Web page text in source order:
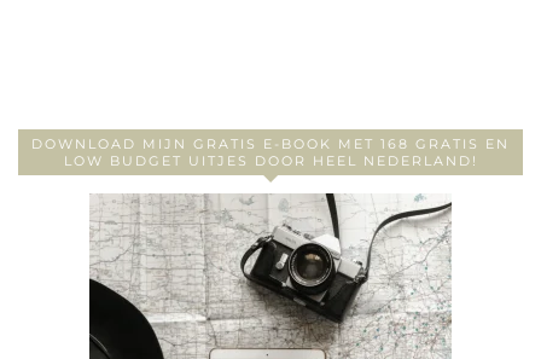
DOWNLOAD MIJN GRATIS E-BOOK MET 168 GRATIS EN
LOW BUDGET UITJES DOOR HEEL NEDERLAND!